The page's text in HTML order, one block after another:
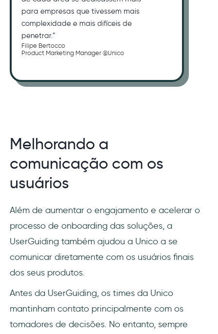
para empresas que tivessem mais
complexidade e mais difíceis de
penetrar.”
Filipe Bertocco
Product Marketing Manager @Unico
Melhorando a
comunicação com os
usuários
Além de aumentar o engajamento e acelerar o
processo de onboarding das soluções, a
UserGuiding também ajudou a Unico a se
comunicar diretamente com os usuários finais
dos seus produtos.
Antes da UserGuiding, os times da Unico
mantinham contato principalmente com os
tomadores de decisões. No entanto, sempre